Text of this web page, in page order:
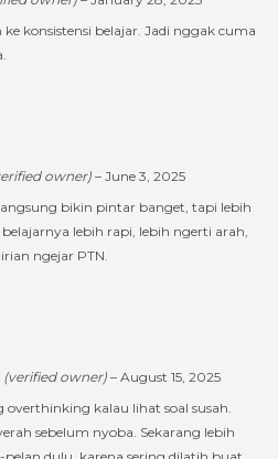
konsistensi belajar. Jadi nggak cuma
owner)– June 3, 2025
bikin pintar banget, tapi lebih
lebih rapi, lebih ngerti arah,
ngejar PTN.
(verified owner) – August 15, 2025
kalau lihat soal susah.
sebelum nyoba. Sekarang lebih